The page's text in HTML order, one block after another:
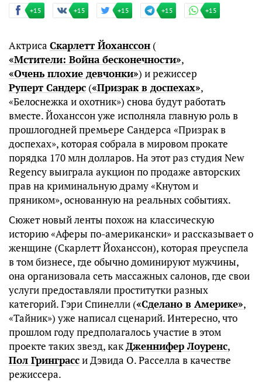
+15 +15 +15 +15 +15
Актриса Скарлетт Йоханссон (
«Мстители: Война бесконечности»,
«Очень плохие девчонки») и режиссер
Руперт Сандерс («Призрак в доспехах»,
«Белоснежка и охотник») снова будут работать
вместе. Йоханссон уже исполняла главную роль в
прошлогодней премьере Сандерса «Призрак в
доспехах», которая собрала в мировом прокате
порядка 170 млн долларов. На этот раз студия New
Regency выиграла аукцион по продаже авторских
прав на криминальную драму «Кнутом и
пряником», основанную на реальных событиях.
Сюжет новый ленты похож на классическую
историю «Аферы по-американски» и рассказывает о
женщине (Скарлетт Йоханссон), которая преуспела
в том бизнесе, где обычно доминируют мужчины,
она организовала сеть массажных салонов, где свои
услуги предоставляли проститутки разных
категорий. Гэри Спинелли («Сделано в Америке»,
«Тайник») уже написал сценарий. Интересно, что
прошлом году предполагалось участие в этом
проекте таких звезд, какДженнифер Лоуренс,
Пол Гринграсси Дэвида О. Расселла в качестве
режиссера.